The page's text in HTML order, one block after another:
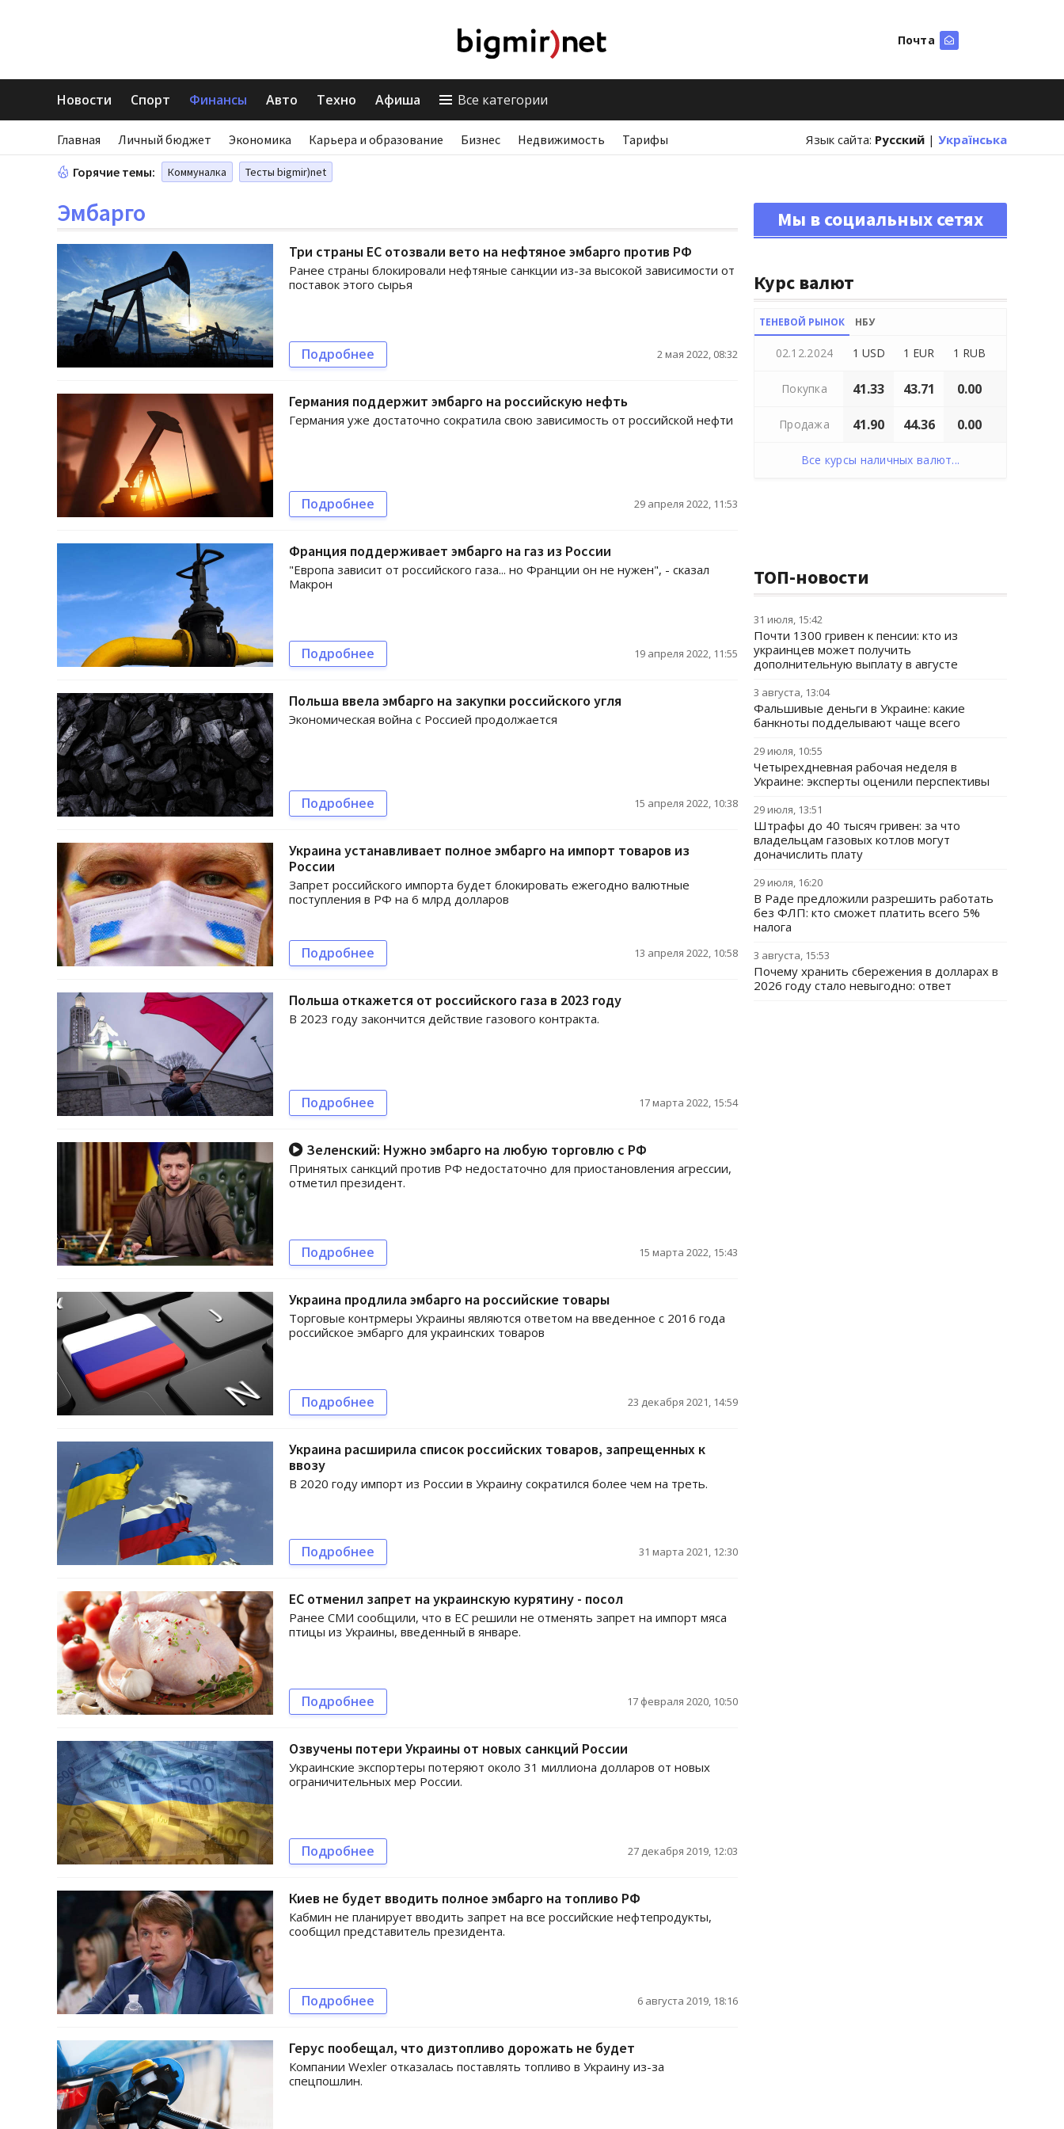
Почта
Новости Спорт Финансы Авто Техно Афиша Все категории
Главная Личный бюджет Экономика Карьера и образование Бизнес Недвижимость Тарифы Язык сайта: Русский | Українська
Горячие темы: Коммуналка Тесты bigmir)net
Эмбарго
Три страны ЕС отозвали вето на нефтяное эмбарго против РФ
Ранее страны блокировали нефтяные санкции из-за высокой зависимости от
поставок этого сырья
Подробнее 2 мая 2022, 08:32
Германия поддержит эмбарго на российскую нефть
Германия уже достаточно сократила свою зависимость от российской нефти
Подробнее 29 апреля 2022, 11:53
Франция поддерживает эмбарго на газ из России
"Европа зависит от российского газа... но Франции он не нужен", - сказал
Макрон
Подробнее 19 апреля 2022, 11:55
Польша ввела эмбарго на закупки российского угля
Экономическая война с Россией продолжается
Подробнее 15 апреля 2022, 10:38
Украина устанавливает полное эмбарго на импорт товаров из
России
Запрет российского импорта будет блокировать ежегодно валютные
поступления в РФ на 6 млрд долларов
Подробнее 13 апреля 2022, 10:58
Польша откажется от российского газа в 2023 году
В 2023 году закончится действие газового контракта.
Подробнее 17 марта 2022, 15:54
Зеленский: Нужно эмбарго на любую торговлю с РФ
Принятых санкций против РФ недостаточно для приостановления агрессии,
отметил президент.
Подробнее 15 марта 2022, 15:43
Украина продлила эмбарго на российские товары
Торговые контрмеры Украины являются ответом на введенное с 2016 года
российское эмбарго для украинских товаров
Подробнее 23 декабря 2021, 14:59
Украина расширила список российских товаров, запрещенных к
ввозу
В 2020 году импорт из России в Украину сократился более чем на треть.
Подробнее 31 марта 2021, 12:30
ЕС отменил запрет на украинскую курятину - посол
Ранее СМИ сообщили, что в ЕС решили не отменять запрет на импорт мяса
птицы из Украины, введенный в январе.
Подробнее 17 февраля 2020, 10:50
Озвучены потери Украины от новых санкций России
Украинские экспортеры потеряют около 31 миллиона долларов от новых
ограничительных мер России.
Подробнее 27 декабря 2019, 12:03
Киев не будет вводить полное эмбарго на топливо РФ
Кабмин не планирует вводить запрет на все российские нефтепродукты,
сообщил представитель президента.
Подробнее 6 августа 2019, 18:16
Герус пообещал, что дизтопливо дорожать не будет
Компании Wexler отказалась поставлять топливо в Украину из-за
спецпошлин.
Мы в социальных сетях
Курс валют
ТЕНЕВОЙ РЫНОК НБУ
02.12.2024 1 USD 1 EUR 1 RUB
Покупка 41.33 43.71 0.00
Продажа 41.90 44.36 0.00
Все курсы наличных валют...
ТОП-новости
31 июля, 15:42
Почти 1300 гривен к пенсии: кто из
украинцев может получить
дополнительную выплату в августе
3 августа, 13:04
Фальшивые деньги в Украине: какие
банкноты подделывают чаще всего
29 июля, 10:55
Четырехдневная рабочая неделя в
Украине: эксперты оценили перспективы
29 июля, 13:51
Штрафы до 40 тысяч гривен: за что
владельцам газовых котлов могут
доначислить плату
29 июля, 16:20
В Раде предложили разрешить работать
без ФЛП: кто сможет платить всего 5%
налога
3 августа, 15:53
Почему хранить сбережения в долларах в
2026 году стало невыгодно: ответ